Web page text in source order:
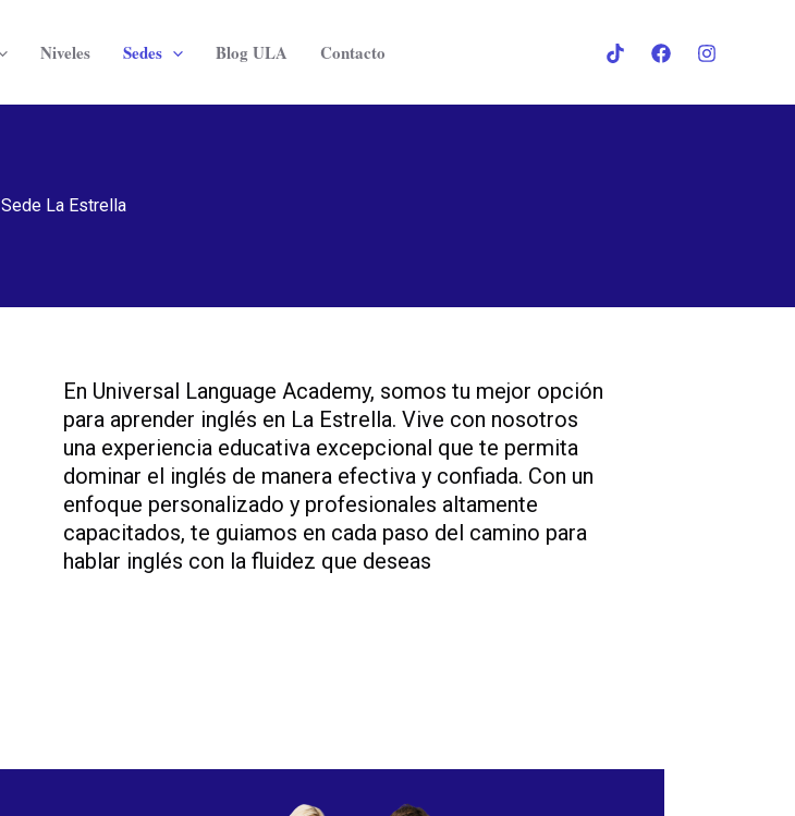
Niveles Sedes Blog ULA Contacto
Sede La Estrella
En Universal Language Academy, somos tu mejor opción
para aprender inglés en La Estrella. Vive con nosotros
una experiencia educativa excepcional que te permita
dominar el inglés de manera efectiva y confiada. Con un
enfoque personalizado y profesionales altamente
capacitados, te guiamos en cada paso del camino para
hablar inglés con la fluidez que deseas